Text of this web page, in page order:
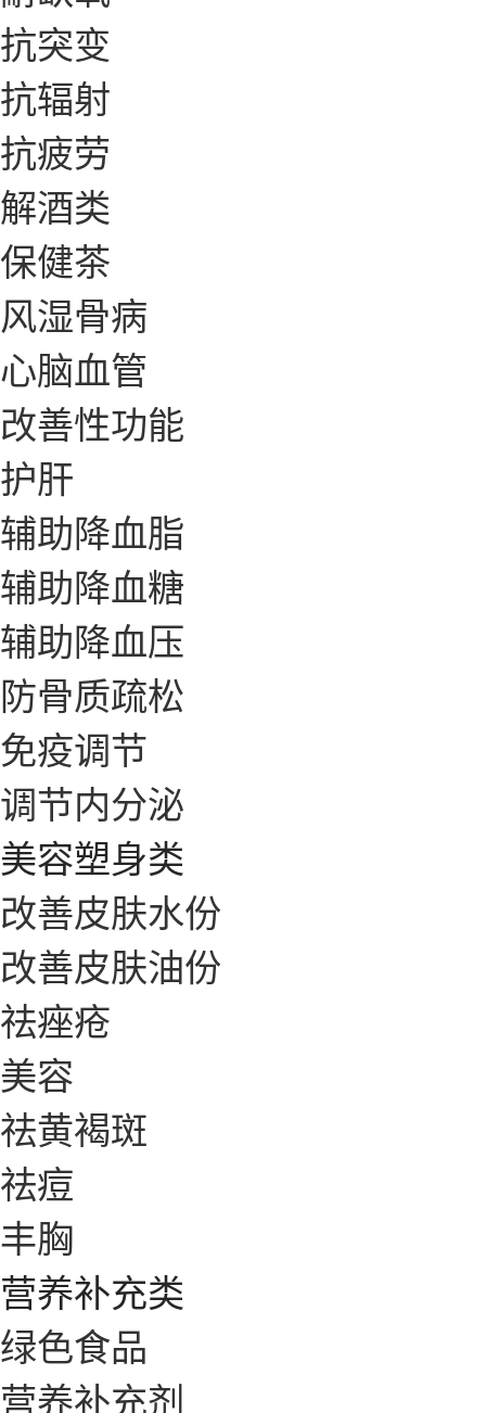
抗突变
抗辐射
抗疲劳
解酒类
保健茶
风湿骨病
心脑血管
改善性功能
护肝
辅助降血脂
辅助降血糖
辅助降血压
防骨质疏松
免疫调节
调节内分泌
美容塑身类
改善皮肤水份
改善皮肤油份
祛痤疮
美容
祛黄褐斑
祛痘
丰胸
营养补充类
绿色食品
营养补充剂